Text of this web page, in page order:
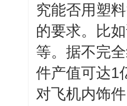
究能否用塑
的要求。比
等。据不完
件产值可达1
对飞机内饰